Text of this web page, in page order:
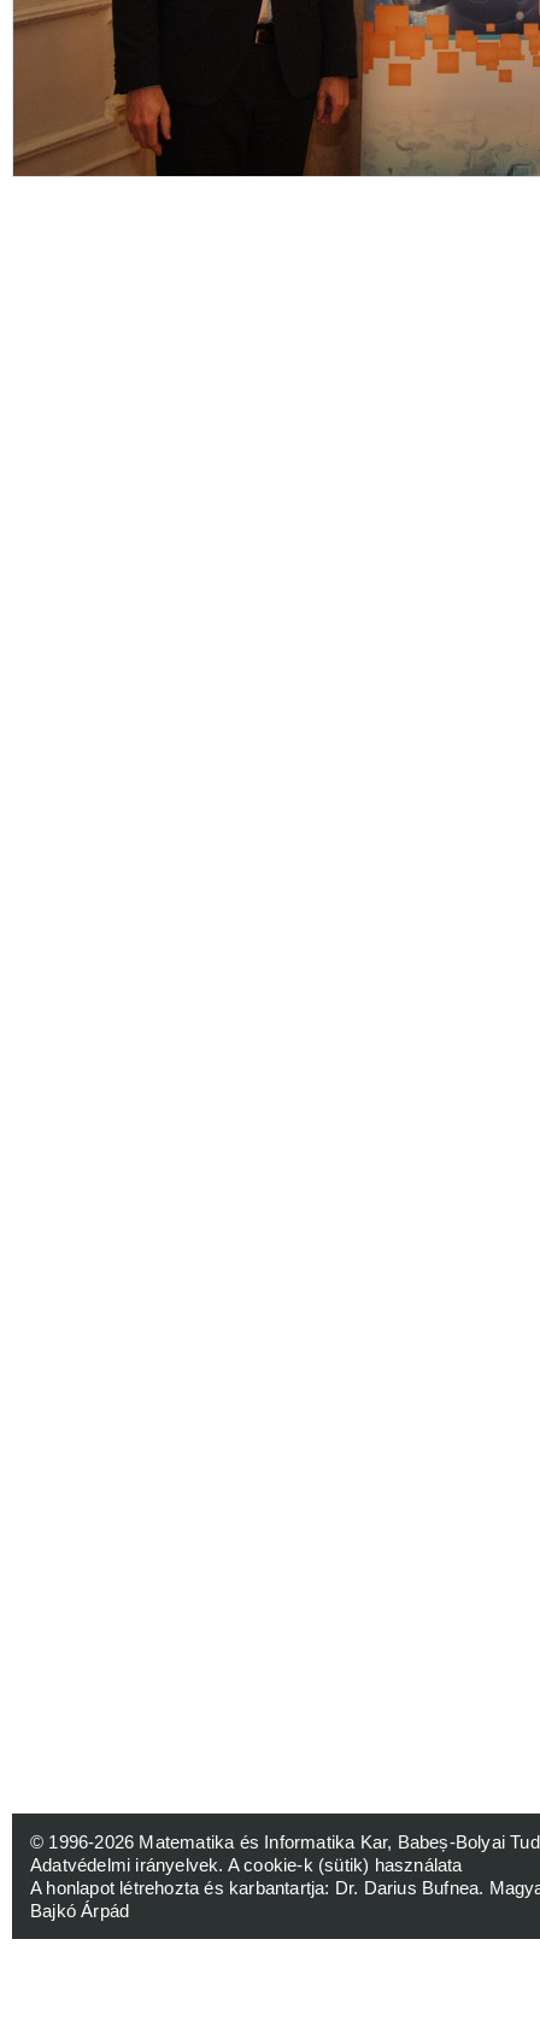
© 1996-2026 Matematika és Informatika Kar, Babeș-Bolyai
Adatvédelmi irányelvek. A cookie-k (sütik) használata
A honlapot létrehozta és karbantartja: Dr. Darius Bufnea.
Bajkó Árpád